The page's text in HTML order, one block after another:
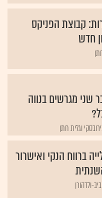
יצירות: קבוצת הפניקס
חדש
שני מגרשים בנווה
וגלית חתן
ברווח הנקי ואישרור
ולדהורן